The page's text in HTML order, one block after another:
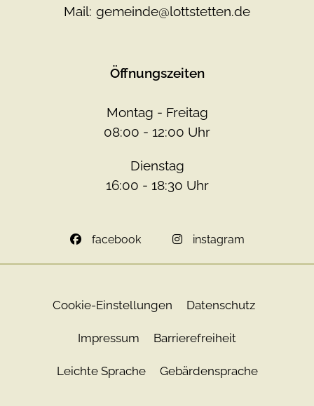
Mail: gemeinde@lottstetten.de
Öffnungszeiten
Montag - Freitag
08:00 - 12:00 Uhr
Dienstag
16:00 - 18:30 Uhr
facebook instagram
Cookie-Einstellungen Datenschutz
Impressum Barrierefreiheit
Leichte Sprache Gebärdensprache